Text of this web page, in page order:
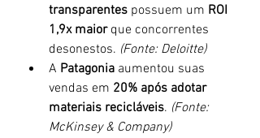
transparentes possuem um ROI
1,9x maior que concorrentes
desonestos. (Fonte: Deloitte)
A Patagonia aumentou suas
vendas em 20% após adotar
materiais recicláveis. (Fonte:
McKinsey & Company)